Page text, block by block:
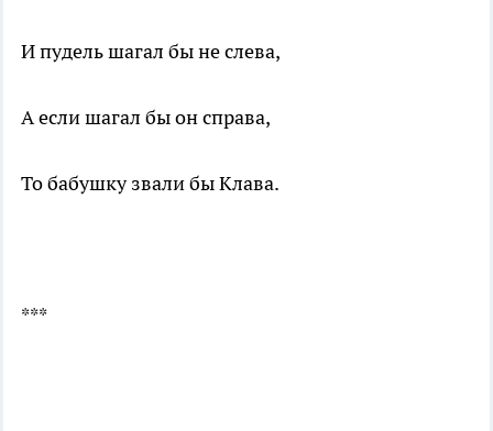
И пудель шагал бы не слева,
А если шагал бы он справа,
То бабушку звали бы Клава.
***